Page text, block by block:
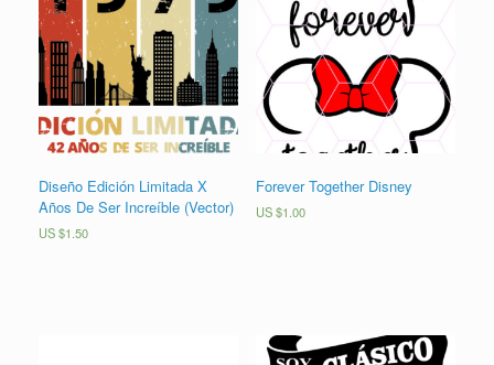
Diseño Edición Limitada X
Años De Ser Increíble (Vector)
US $1.50
Forever Together Disney
US $1.00